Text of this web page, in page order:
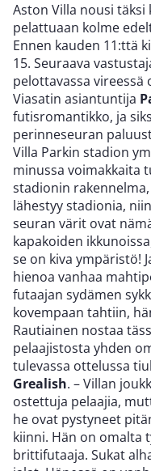
Aston Villa nousi täksi
pelattuaan kolme
Ennen kauden 11:ttä
15. Seuraava
pelottavassa vireessä
Viasatin asiantuntija
futisromantikko, ja
perinneseuran
Villa Parkin stadion
minussa voimakkaita
stadionin
lähestyy stadionia,
seuran värit ovat
kapakoiden
se on kiva ympäristö!
hienoa vanhaa
futaajan sydämen
kovempaan tahtiin,
Rautiainen nostaa
pelaajistosta yhden
tulevassa ottelussa
Grealish. – Villan
ostettuja pelaajia,
he ovat pystyneet
kiinni. Hän on omalta
brittifutaaja. Sukat